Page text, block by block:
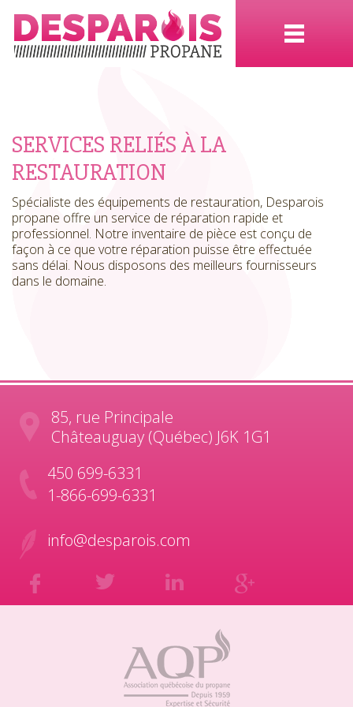
SERVICES RELIÉS À LA
RESTAURATION
Spécialiste des équipements de restauration, Desparois
propane offre un service de réparation rapide et
professionnel. Notre inventaire de pièce est conçu de
façon à ce que votre réparation puisse être effectuée
sans délai. Nous disposons des meilleurs fournisseurs
dans le domaine.
85, rue Principale
Châteauguay (Québec) J6K 1G1
450 699-6331
1-866-699-6331
info@desparois.com